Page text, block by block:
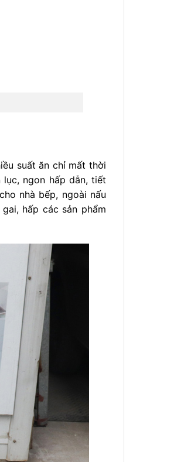
suất ăn chỉ mất thời
ngon hấp dẫn, tiết
nhà bếp, ngoài nấu
hấp các sản phẩm